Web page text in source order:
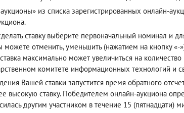
из списка зарегистрированных онлайн-
ставку выберите первоначальный номинал и
можете отменить, уменьшить (нажатием на кнопку «-
максимально может увеличиться на
комитете информационных технологий и
Вашей ставки запустится время обратного
высокую ставку. Победителем онлайн-аукциона
другим участником в течение 15 (пятнадцати)